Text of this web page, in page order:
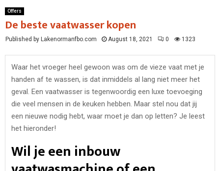
Offers
De beste vaatwasser kopen
Published by Lakenormanfbo.com August 18, 2021 0 1323
Waar het vroeger heel gewoon was om de vieze vaat met je
handen af te wassen, is dat inmiddels al lang niet meer het
geval. Een vaatwasser is tegenwoordig een luxe toevoeging
die veel mensen in de keuken hebben. Maar stel nou dat jij
een nieuwe nodig hebt, waar moet je dan op letten? Je leest
het hieronder!
Wil je een inbouw